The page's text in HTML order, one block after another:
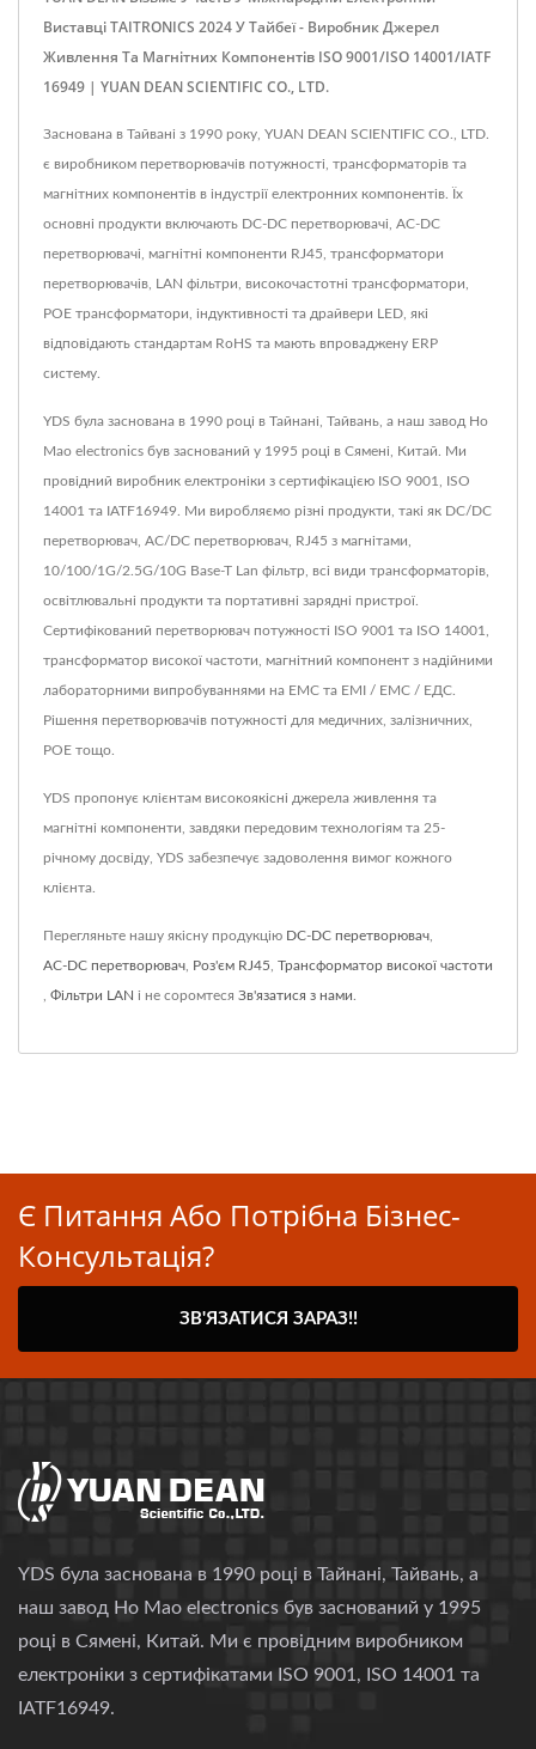
Виставці TAITRONICS 2024 У Тайбеї - Виробник Джерел
Живлення Та Магнітних Компонентів ISO 9001/ISO 14001/IATF
16949 | YUAN DEAN SCIENTIFIC CO., LTD.
Заснована в Тайвані з 1990 року, YUAN DEAN SCIENTIFIC CO., LTD.
є виробником перетворювачів потужності, трансформаторів та
магнітних компонентів в індустрії електронних компонентів. Їх
основні продукти включають DC-DC перетворювачі, AC-DC
перетворювачі, магнітні компоненти RJ45, трансформатори
перетворювачів, LAN фільтри, високочастотні трансформатори,
POE трансформатори, індуктивності та драйвери LED, які
відповідають стандартам RoHS та мають впроваджену ERP
систему.
YDS була заснована в 1990 році в Тайнані, Тайвань, а наш завод Ho
Mao electronics був заснований у 1995 році в Сямені, Китай. Ми
провідний виробник електроніки з сертифікацією ISO 9001, ISO
14001 та IATF16949. Ми виробляємо різні продукти, такі як DC/DC
перетворювач, AC/DC перетворювач, RJ45 з магнітами,
10/100/1G/2.5G/10G Base-T Lan фільтр, всі види трансформаторів,
освітлювальні продукти та портативні зарядні пристрої.
Сертифікований перетворювач потужності ISO 9001 та ISO 14001,
трансформатор високої частоти, магнітний компонент з надійними
лабораторними випробуваннями на ЕМС та ЕМІ / ЕМС / ЕДС.
Рішення перетворювачів потужності для медичних, залізничних,
POE тощо.
YDS пропонує клієнтам високоякісні джерела живлення та
магнітні компоненти, завдяки передовим технологіям та 25-
річному досвіду, YDS забезпечує задоволення вимог кожного
клієнта.
Перегляньте нашу якісну продукцію DC-DC перетворювач
AC-DC перетворювач Роз'єм RJ45 Трансформатор високої частоти
Фільтри LAN і не соромтеся Зв'язатися з нами
Є Питання Або Потрібна Бізнес-
Консультація?
ЗВ'ЯЗАТИСЯ ЗАРАЗ!!
YDS була заснована в 1990 році в Тайнані, Тайвань, а
наш завод Ho Mao electronics був заснований у 1995
році в Сямені, Китай. Ми є провідним виробником
електроніки з сертифікатами ISO 9001, ISO 14001 та
IATF16949.